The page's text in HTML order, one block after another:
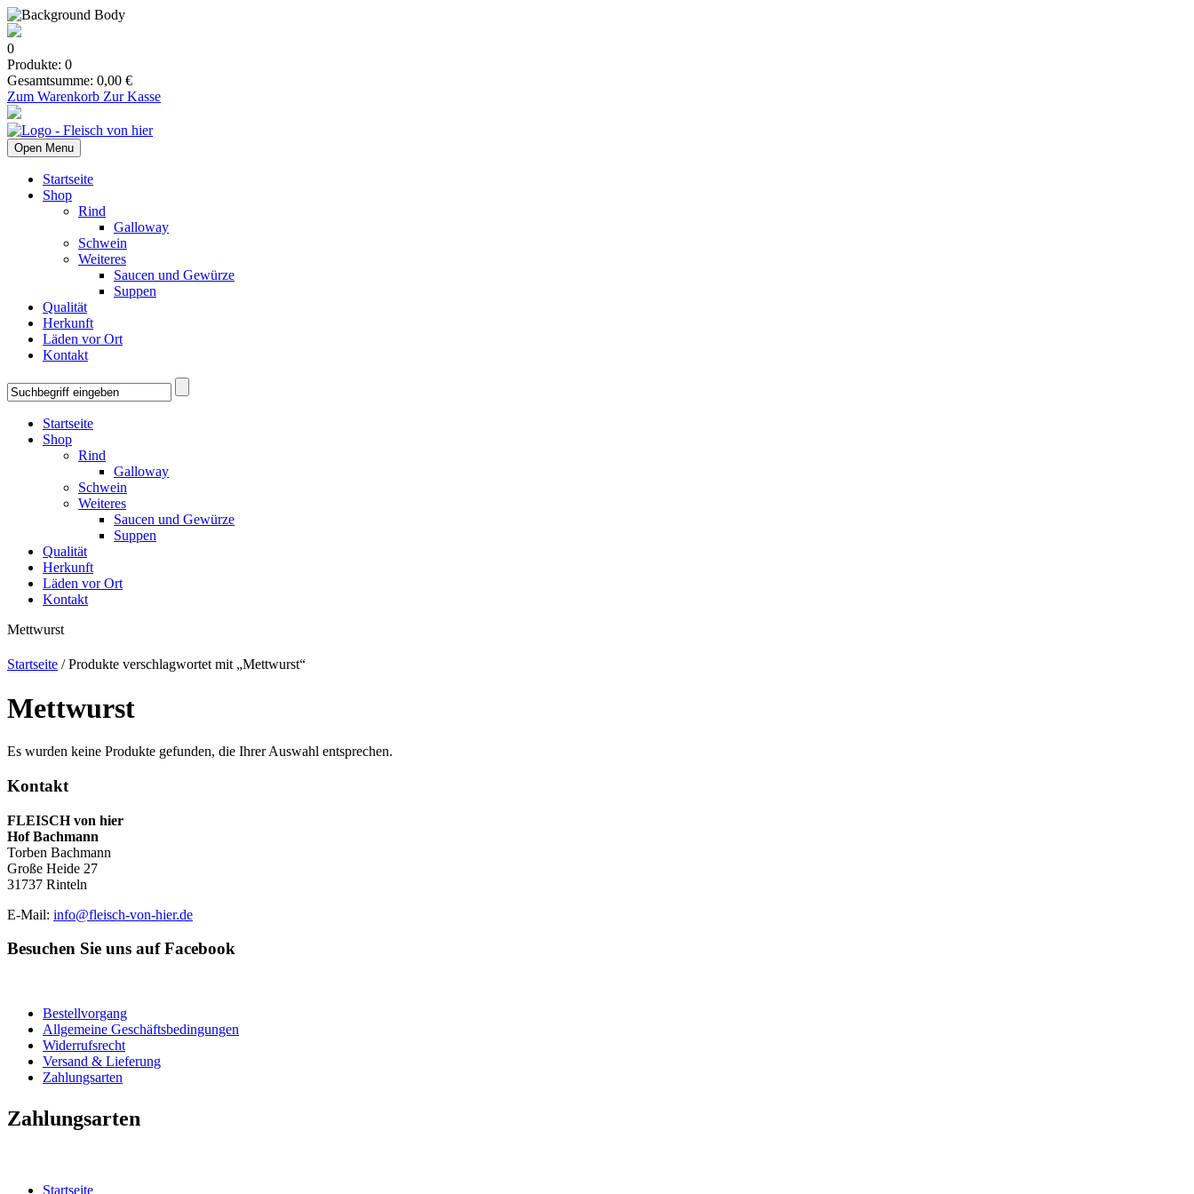
0
Produkte: 0
Gesamtsumme: 0,00 €
Zum Warenkorb Zur Kasse
Open Menu
Startseite
Shop
Rind
Galloway
Schwein
Weiteres
Saucen und Gewürze
Suppen
Qualität
Herkunft
Läden vor Ort
Kontakt
Startseite
Shop
Rind
Galloway
Schwein
Weiteres
Saucen und Gewürze
Suppen
Qualität
Herkunft
Läden vor Ort
Kontakt
Mettwurst
Startseite / Produkte verschlagwortet mit „Mettwurst“
Mettwurst
Es wurden keine Produkte gefunden, die Ihrer Auswahl entsprechen.
Kontakt
FLEISCH von hier
Hof Bachmann
Torben Bachmann
Große Heide 27
31737 Rinteln
E-Mail: info@fleisch-von-hier.de
Besuchen Sie uns auf Facebook
Bestellvorgang
Allgemeine Geschäftsbedingungen
Widerrufsrecht
Versand & Lieferung
Zahlungsarten
Zahlungsarten
Startseite